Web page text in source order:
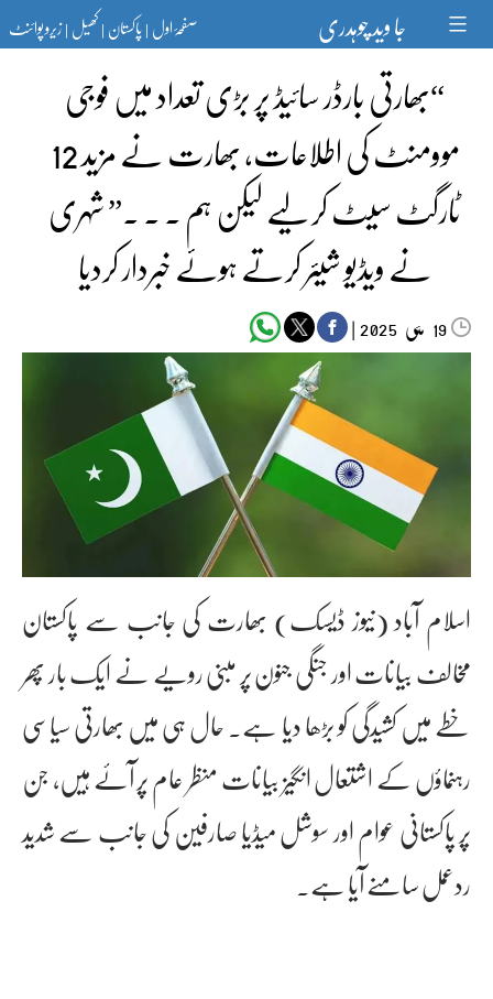
content جا وید چوہدری صفحۂ اول|پاکستان|کھیل|زیرو پوائنٹ
“بھارتی بارڈر سائیڈ پر بڑی تعداد میں فوجی
موومنٹ کی اطلاعات, بھارت نے مزید 12
ٹارگٹ سیٹ کر لیے لیکن ہم ۔ ۔ ۔” شہری
نے ویڈیو شیئر کرتے ہوئے خبردار کردیا
19 مئی‬‮ |
اسلام آباد (نیوز ڈیسک) بھارت کی جانب سے پاکستان
مخالف بیانات اور جنگی جنون پر مبنی رویے نے ایک بار پھر
خطے میں کشیدگی کو بڑھا دیا ہے۔ حال ہی میں بھارتی سیاسی
رہنماؤں کے اشتعال انگیز بیانات منظر عام پر آئے ہیں، جن
پر پاکستانی عوام اور سوشل میڈیا صارفین کی جانب سے شدید
ردعمل سامنے آیا ہے۔